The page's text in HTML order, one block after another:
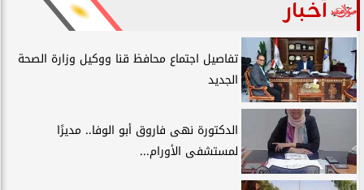
أخبار
تفاصيل اجتماع محافظ قنا ووكيل وزارة الصحة
الجديد
الدكتورة نهى فاروق أبو الوفا.. مديرًا
لمستشفى الأورام...